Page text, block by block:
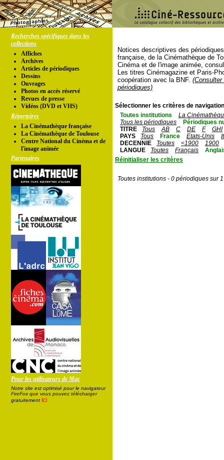
Recherches spécifiques dans les
collections
Affiches
Archives
Articles de périodiques
Dessins
Ouvrages
Photos en accés réservé
Revues de presse
Vidéos (DVD et VHS)
Répertoires
La Cinémathèque française
La Cinémathèque de Toulouse
Centre National du Cinéma et de
l'image animée
Partenaires
Pour les utilisateurs de Mac
Notre site est optimisé pour le navigateur
FireFox que vous pouvez télécharger
gratuitement ici
Notices descriptives des
française, de la Cinémathèque de
Cinéma et de l'image animée,
Les titres Cinémagazine et Paris-
coopération avec la BNF.
périodiques)
Sélectionner les critères de
Toutes institutions
La
Tous les périodiques
Périodiques
TITRE
Tous AB C DE F
GHI
PAYS
Tous France Etats-Unis
DECENNIE
Toutes <1900
1900
LANGUE
Toutes Français
Réinitialiser les critères
Toutes institutions - 0 périodiques sur